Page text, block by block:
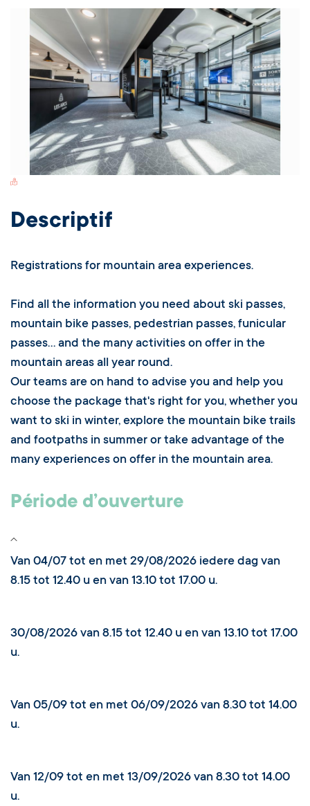
Switch Carte/Photos
Descriptif
Registrations for mountain area experiences.
Find all the information you need about ski passes,
mountain bike passes, pedestrian passes, funicular
passes... and the many activities on offer in the
mountain areas all year round.
Our teams are on hand to advise you and help you
choose the package that's right for you, whether you
want to ski in winter, explore the mountain bike trails
and footpaths in summer or take advantage of the
many experiences on offer in the mountain area.
Période d’ouverture
Van 04/07 tot en met 29/08/2026 iedere dag van
8.15 tot 12.40 u en van 13.10 tot 17.00 u.
30/08/2026 van 8.15 tot 12.40 u en van 13.10 tot 17.00
u.
Van 05/09 tot en met 06/09/2026 van 8.30 tot 14.00
u.
Van 12/09 tot en met 13/09/2026 van 8.30 tot 14.00
u.